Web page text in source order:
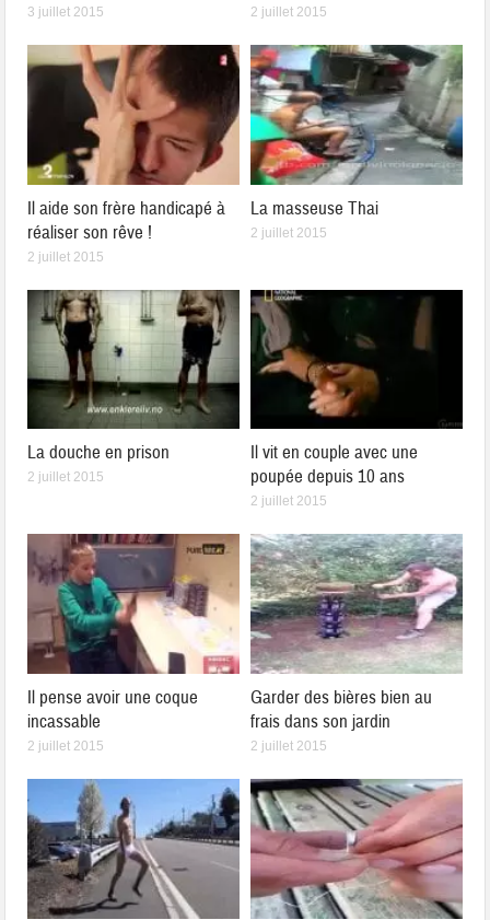
3 juillet 2015 2 juillet 2015
Il aide son frère handicapé à
réaliser son rêve !
2 juillet 2015
La masseuse Thai
2 juillet 2015
La douche en prison
2 juillet 2015
Il vit en couple avec une
poupée depuis 10 ans
2 juillet 2015
Il pense avoir une coque
incassable
2 juillet 2015
Garder des bières bien au
frais dans son jardin
2 juillet 2015